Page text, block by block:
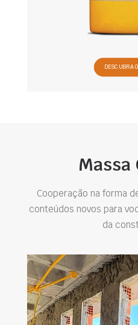
DESCUBRA
Massa
Cooperação na forma
conteúdos novos para
da